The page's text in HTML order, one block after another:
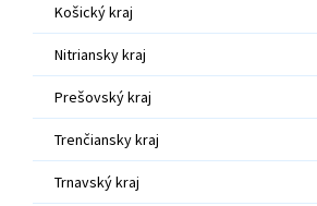
Košický kraj
Nitriansky kraj
Prešovský kraj
Trenčiansky kraj
Trnavský kraj